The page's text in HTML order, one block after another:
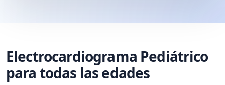
Electrocardiograma Pediátrico
para todas las edades